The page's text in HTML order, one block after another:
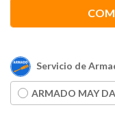
Servicio de
ARMADO MAY